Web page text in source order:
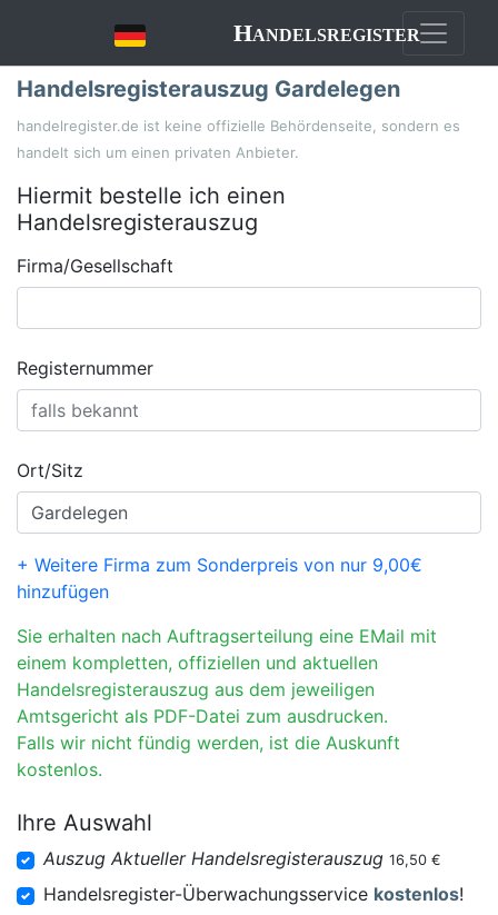
Handelsregister
Handelsregisterauszug Gardelegen
handelregister.de ist keine offizielle Behördenseite, sondern es
handelt sich um einen privaten Anbieter.
Hiermit bestelle ich einen
Handelsregisterauszug
Firma/Gesellschaft
Registernummer
Ort/Sitz
+ Weitere Firma zum Sonderpreis von nur 9,00€
hinzufügen
Sie erhalten nach Auftragserteilung eine EMail mit
einem kompletten, offiziellen und aktuellen
Handelsregisterauszug aus dem jeweiligen
Amtsgericht als PDF-Datei zum ausdrucken.
Falls wir nicht fündig werden, ist die Auskunft
kostenlos.
Ihre Auswahl
Auszug Aktueller Handelsregisterauszug 16,50 €
Handelsregister-Überwachungsservice kostenlos!